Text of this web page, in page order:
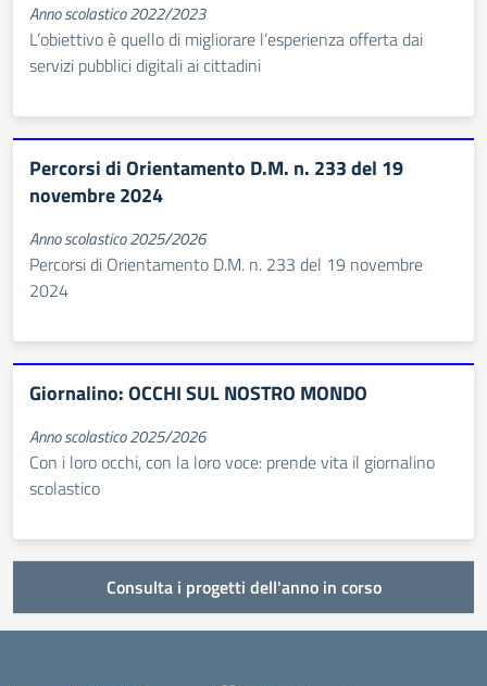
Anno scolastico 2022/2023
L’obiettivo è quello di migliorare l’esperienza offerta dai
servizi pubblici digitali ai cittadini
Percorsi di Orientamento D.M. n. 233 del 19
novembre 2024
Anno scolastico 2025/2026
Percorsi di Orientamento D.M. n. 233 del 19 novembre
2024
Giornalino: OCCHI SUL NOSTRO MONDO
Anno scolastico 2025/2026
Con i loro occhi, con la loro voce: prende vita il giornalino
scolastico
Consulta i progetti dell'anno in corso